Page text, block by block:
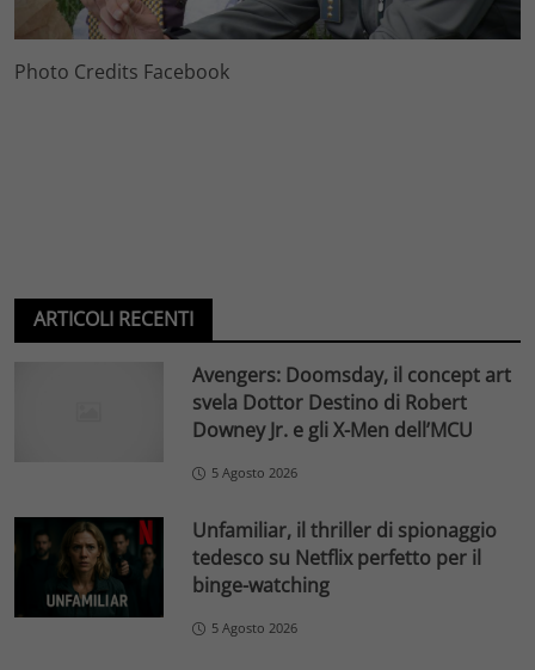
Photo Credits Facebook
ARTICOLI RECENTI
Avengers: Doomsday, il concept art
svela Dottor Destino di Robert
Downey Jr. e gli X-Men dell’MCU
5 Agosto 2026
Unfamiliar, il thriller di spionaggio
tedesco su Netflix perfetto per il
binge-watching
5 Agosto 2026